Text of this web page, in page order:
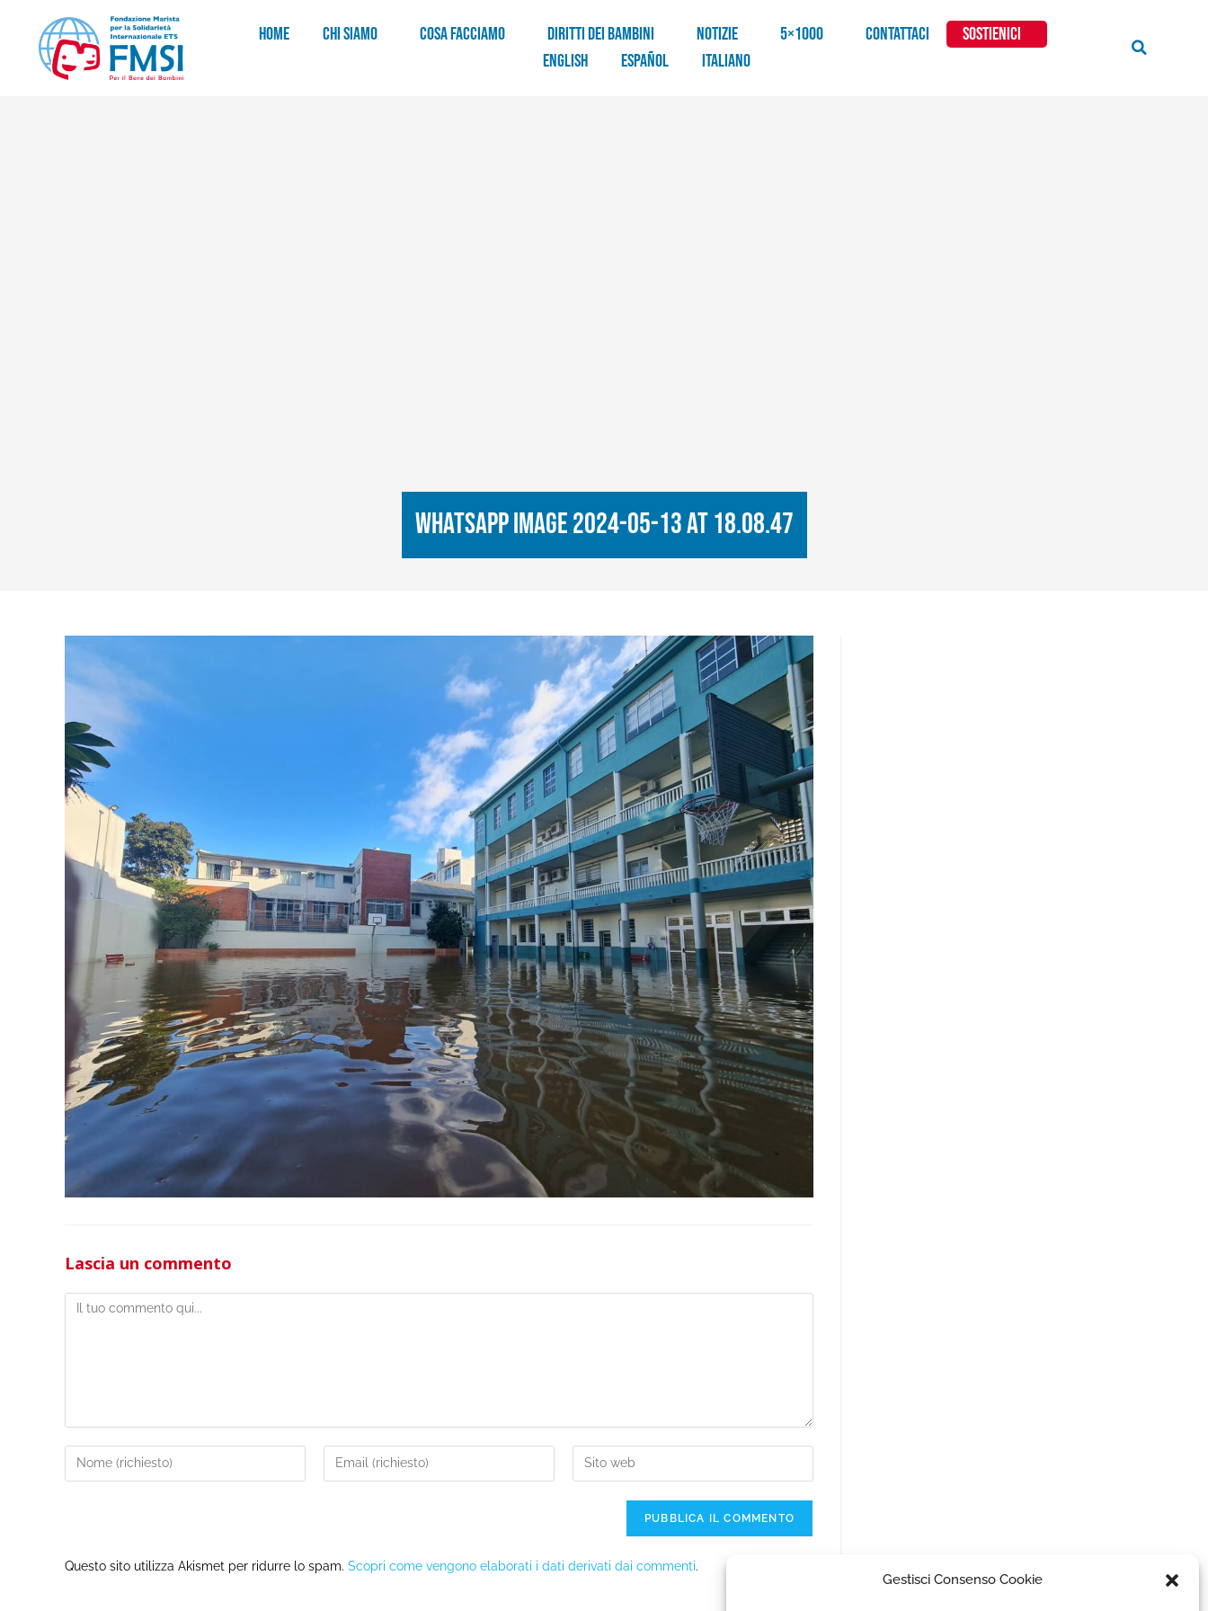
Gestisci Consenso Cookie
HOME CHI SIAMO COSA FACCIAMO DIRITTI DEI BAMBINI NOTIZIE 5×1000 CONTATTACI
SOSTIENICI
English
Español Italiano
WhatsApp Image 2024-05-13 at 18.08.47
Lascia un commento
Questo sito utilizza Akismet per ridurre lo spam. Scopri come vengono elaborati i dati derivati dai commenti.